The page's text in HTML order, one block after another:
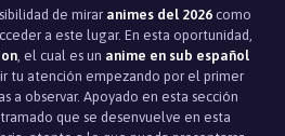
de mirar animes del 2026 como
a este lugar. En esta oportunidad,
, el cual es un anime en sub español
tu atención empezando por el primer
a observar. Apoyado en esta sección
que se desenvuelve en esta